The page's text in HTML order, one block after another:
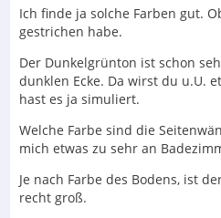
Ich finde ja solche Farben gut.
gestrichen habe.
Der Dunkelgrünton ist schon
dunklen Ecke. Da wirst du u.U.
hast es ja simuliert.
Welche Farbe sind die
mich etwas zu sehr an
Je nach Farbe des Bodens, ist
recht groß.